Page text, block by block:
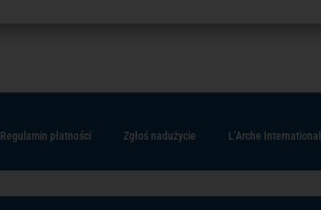
Regulamin płatności Zgłoś nadużycie L’Arche International